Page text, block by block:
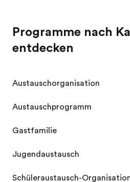
Programme nach
entdecken
Austauschorganisation
Austauschprogramm
Gastfamilie
Jugendaustausch
Schüleraustausch-